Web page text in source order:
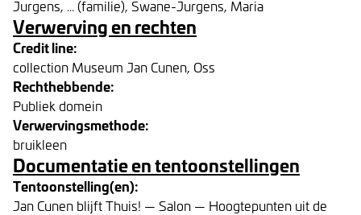
Jurgens, ... (familie), Swane-Jurgens, Maria
Verwerving en rechten
Credit line:
collection Museum Jan Cunen, Oss
Rechthebbende:
Publiek domein
Verwervingsmethode:
bruikleen
Documentatie en tentoonstellingen
Tentoonstelling(en):
Jan Cunen blijft Thuis! — Salon — Hoogtepunten uit de